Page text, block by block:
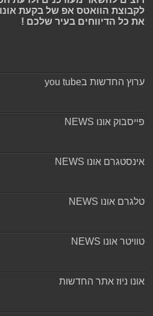
לקבוצת הוואטס אפ של בקעת
את כל הדיווחים בעיר שלכם !
ערוץ החדשות בyou tube
פייסבוק אונו NEWS
אינסטגרם אונו NEWS
טלגרם אונו NEWS
טוויטר אונו NEWS
אונו ניוז אתר החדשות